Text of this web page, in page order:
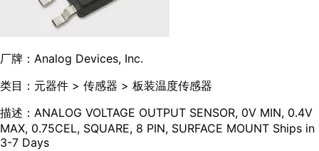
厂牌： Analog Devices, Inc.
类目： 元器件 > 传感器 > 板装温度传感器
描述： ANALOG VOLTAGE OUTPUT SENSOR, 0V MIN, 0.4V
MAX, 0.75CEL, SQUARE, 8 PIN, SURFACE MOUNT Ships in
3-7 Days